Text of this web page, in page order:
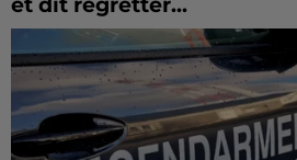
et dit regretter...